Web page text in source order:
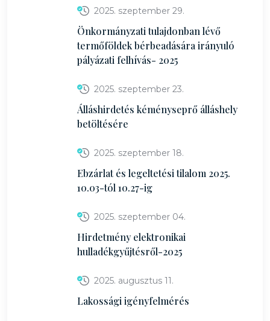
2025. szeptember 29.
Önkormányzati tulajdonban lévő
termőföldek bérbeadására irányuló
pályázati felhívás- 2025
2025. szeptember 23.
Álláshirdetés kéményseprő álláshely
betöltésére
2025. szeptember 18.
Ebzárlat és legeltetési tilalom 2025.
10.03-tól 10.27-ig
2025. szeptember 04.
Hirdetmény elektronikai
hulladékgyűjtésről-2025
2025. augusztus 11.
Lakossági igényfelmérés